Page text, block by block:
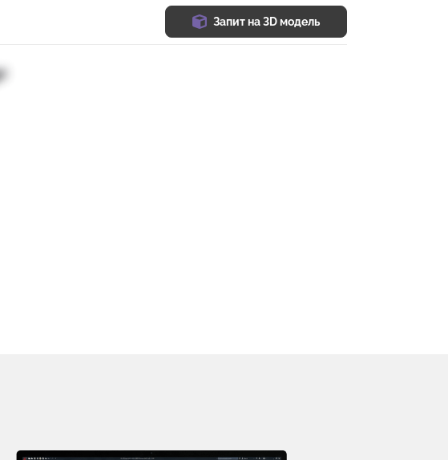
Запит на 3D модель